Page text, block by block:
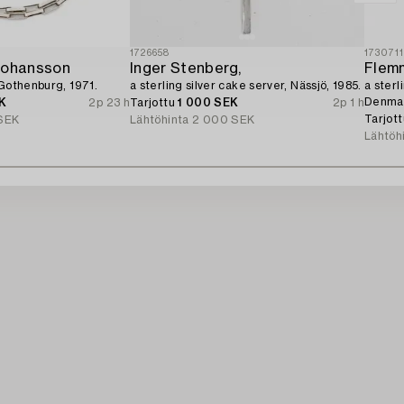
1971.
2p 23 h
1726658
Inger Stenberg,
a sterling silver cake server, Nässjö, 1985.
Tarjottu1 000 SEK
2p 1 h
Lähtöhinta 2 000 SEK
1730711
a